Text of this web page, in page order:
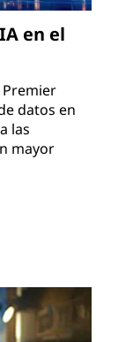
en el
Premier
datos en
las
mayor